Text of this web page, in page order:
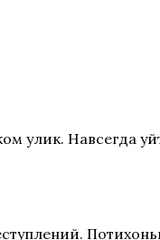
улик. Навсегда